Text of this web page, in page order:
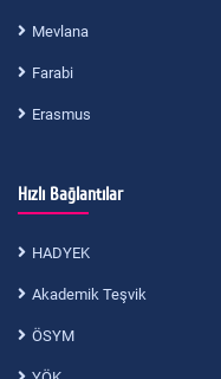
Mevlana
Farabi
Erasmus
Hızlı Bağlantılar
HADYEK
Akademik Teşvik
ÖSYM